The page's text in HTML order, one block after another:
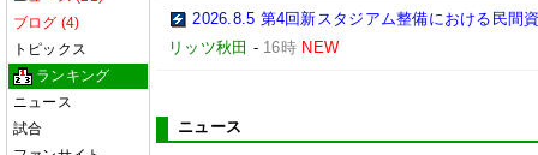
ブログ (4)
トピックス
ランキング
ニュース
試合
2026.8.5 第4回新スタジアム整備における民間
リッツ秋田 - 16時 NEW
ニュース